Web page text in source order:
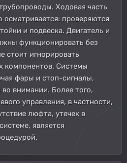
Ходовая часть
осматривается: проверяются
и подвеска. Двигатель и
функционировать без
стоит игнорировать
компонентов. Системы
фары и стоп-сигналы,
внимании. Более того,
управления, в частности,
люфта, утечек в
является